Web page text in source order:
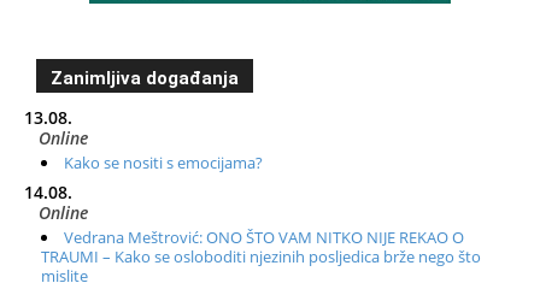
Zanimljiva događanja
13.08.
Online
Kako se nositi s emocijama?
14.08.
Online
Vedrana Meštrović: ONO ŠTO VAM NITKO NIJE REKAO O
TRAUMI – Kako se osloboditi njezinih posljedica brže nego što
mislite